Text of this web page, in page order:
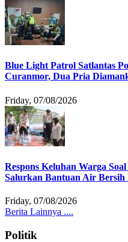
Blue Light Patrol Satlantas
Curanmor, Dua Pria
Friday, 07/08/2026
Respons Keluhan Warga
Salurkan Bantuan Air Bersih
Friday, 07/08/2026
Berita Lainnya ....
Politik